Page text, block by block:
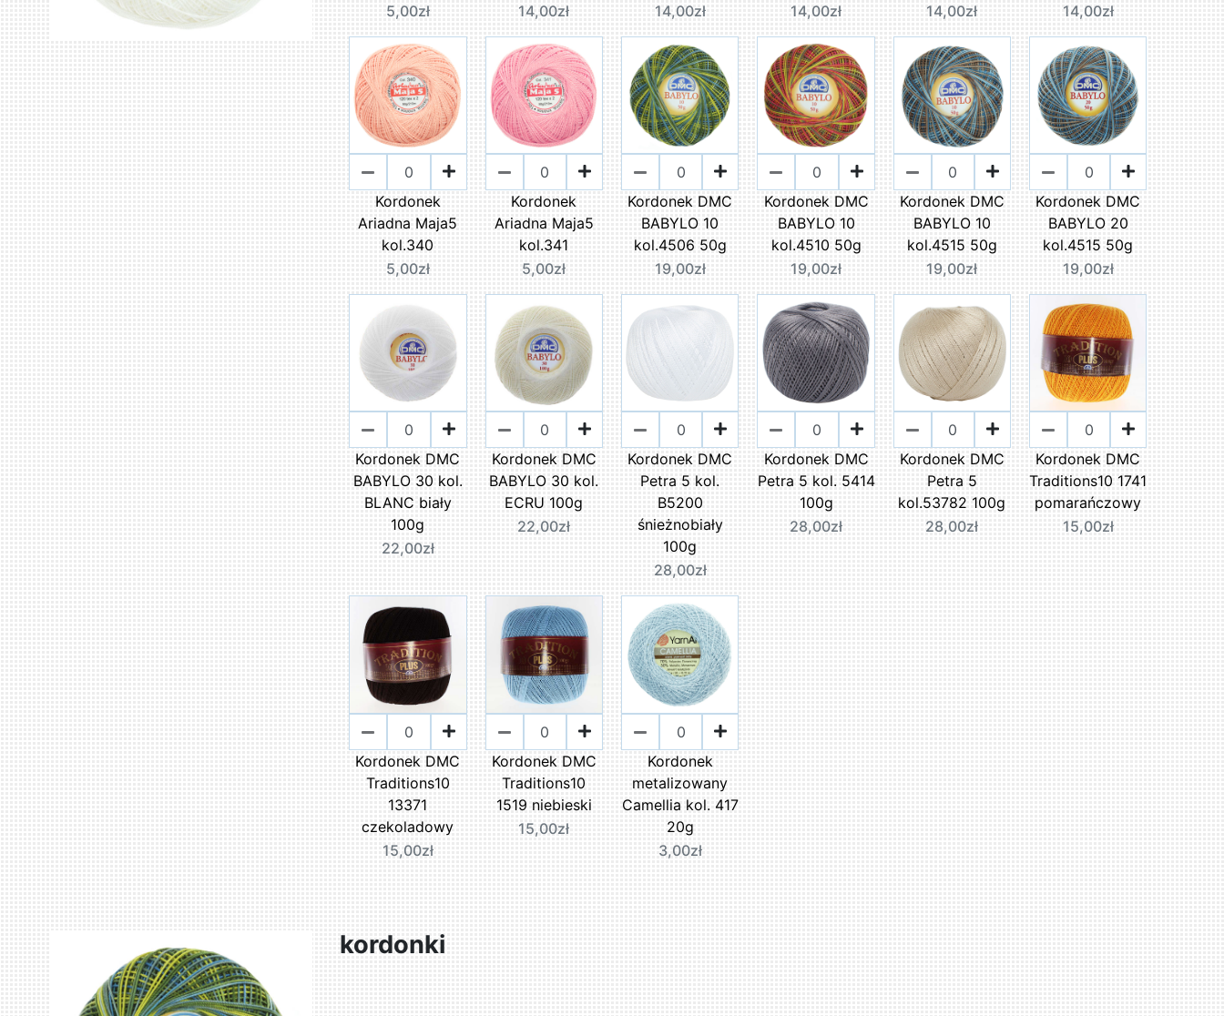
5,00zł
14,00zł
14,00zł
14,00zł
14,00zł
14,00zł
Kordonek
Ariadna Maja5
kol.340
5,00zł
Kordonek
Ariadna Maja5
kol.341
5,00zł
Kordonek DMC
BABYLO 10
kol.4506 50g
19,00zł
Kordonek DMC
BABYLO 10
kol.4510 50g
19,00zł
Kordonek DMC
BABYLO 10
kol.4515 50g
19,00zł
Kordonek DMC
BABYLO 20
kol.4515 50g
19,00zł
Kordonek DMC
BABYLO 30 kol.
BLANC biały
100g
22,00zł
Kordonek DMC
BABYLO 30 kol.
ECRU 100g
22,00zł
Kordonek DMC
Petra 5 kol.
B5200
śnieżnobiały
100g
28,00zł
Kordonek DMC
Petra 5 kol. 5414
100g
28,00zł
Kordonek DMC
Petra 5
kol.53782 100g
28,00zł
Kordonek DMC
Traditions10 1741
pomarańczowy
15,00zł
Kordonek DMC
Traditions10
13371
czekoladowy
15,00zł
Kordonek DMC
Traditions10
1519 niebieski
15,00zł
Kordonek
metalizowany
Camellia kol. 417
20g
3,00zł
kordonki